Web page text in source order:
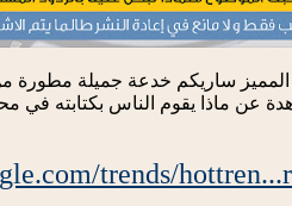
المميز ساريكم خدعة جميلة
عن ماذا يقوم الناس بكتابته
trends/